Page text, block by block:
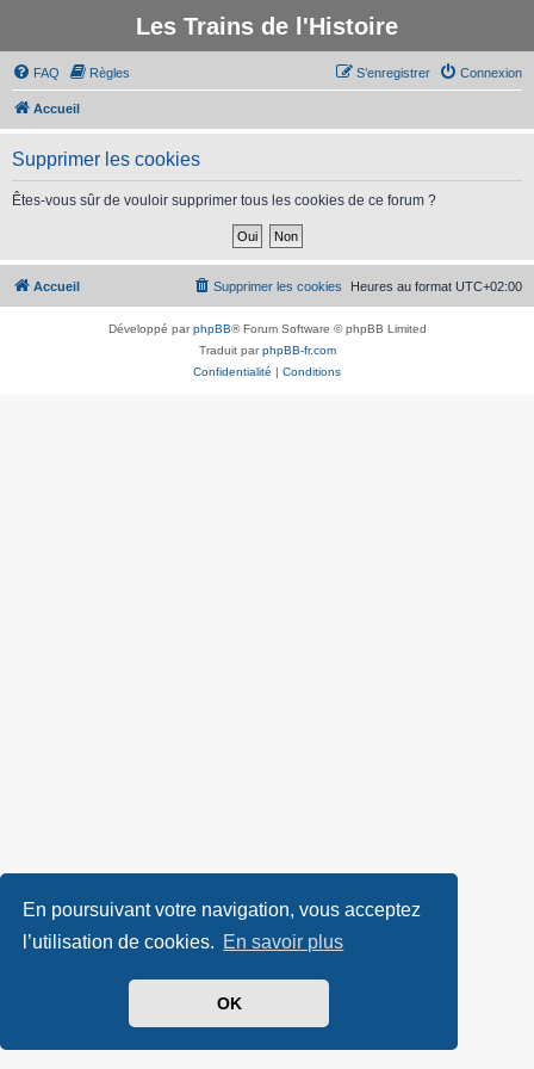
En poursuivant votre navigation, vous acceptez
l’utilisation de cookies. En savoir plus
OK
Les Trains de l'Histoire
FAQ Règles Connexion
S’enregistrer
Accueil
Supprimer les cookies
Êtes-vous sûr de vouloir supprimer tous les cookies de ce forum ?
Accueil Heures au format UTC+02:00
Supprimer les cookies
Développé parphpBB® Forum Software © phpBB Limited
Traduit parphpBB-fr.com
Confidentialité | Conditions